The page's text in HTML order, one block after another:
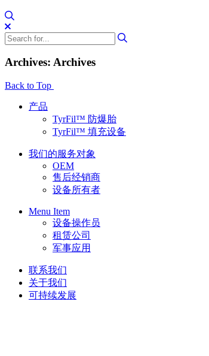
Archives: Archives
Back to Top
产品
TyrFil™ 防爆胎
TyrFil™ 填充设备
我们的服务对象
OEM
售后经销商
设备所有者
Menu Item
设备操作员
租赁公司
军事应用
联系我们
关于我们
可持续发展